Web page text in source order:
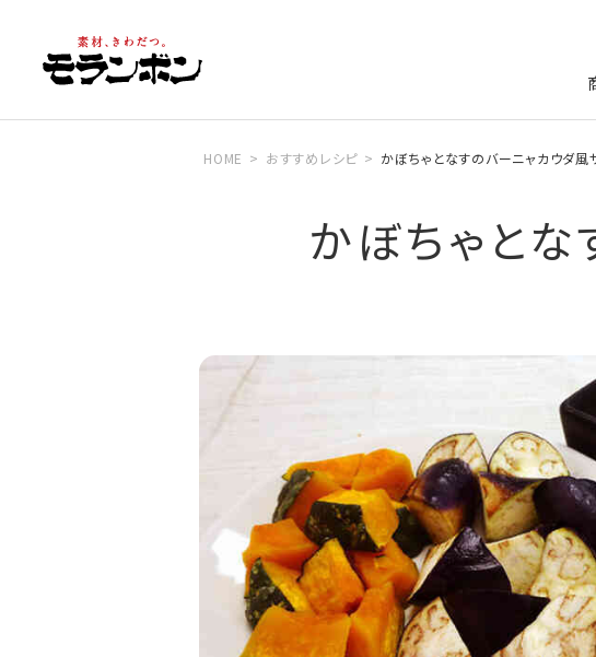
HOME おすすめレシピ かぼちゃとなすのバーニャカウダ風
かぼちゃと